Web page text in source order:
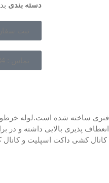
دسته بندی
پذیری بالایی داشته و
کشی داکت اسپلیت و